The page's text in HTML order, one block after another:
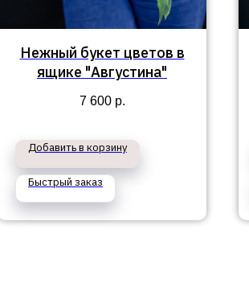
Нежный букет цветов в
ящике "Августина"
7 600 р.
Добавить в корзину
Быстрый заказ